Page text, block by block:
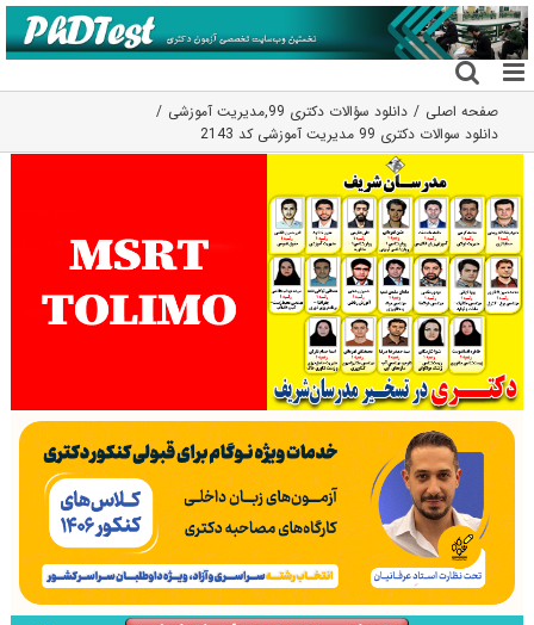
رفتن
به
محتوا
صفحه اصلی دانلود سؤالات دکتری 99 ,مدیریت آموزشی
دانلود سوالات دکتری 99 مدیریت آموزشی کد 2143